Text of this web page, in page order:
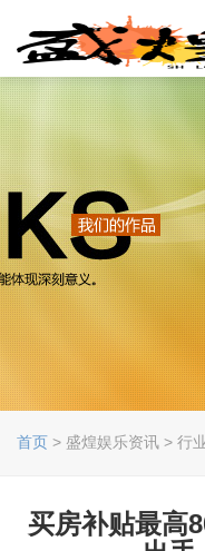
首页 > 盛煌娱乐资讯 > 行
买房补贴最高